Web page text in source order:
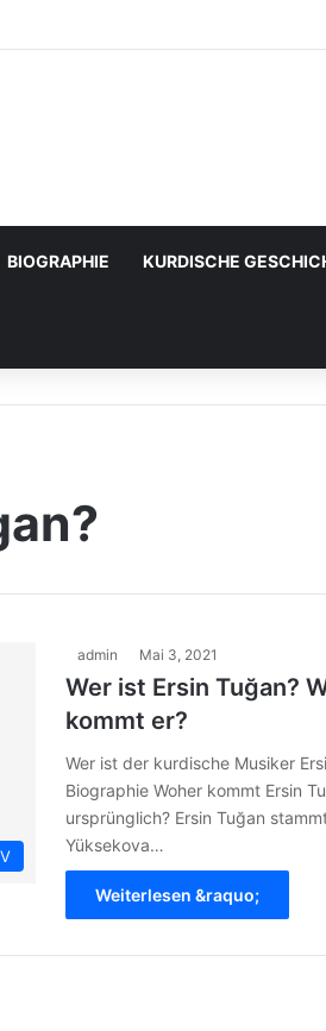
BIOGRAPHIE KURDISCHE
admin Mai 3, 2021
Wer ist Ersin Tuğan?
kommt er?
Wer ist der kurdische Musiker
Biographie Woher kommt Ersin
ursprünglich? Ersin Tuğan
Yüksekova…
Weiterlesen &raquo;